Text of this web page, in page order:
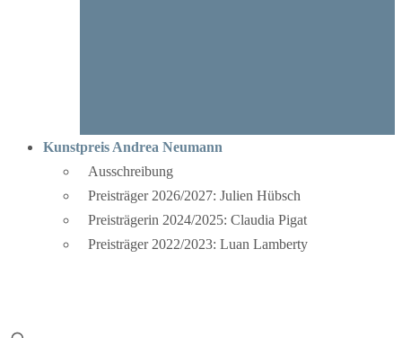
Kunstpreis Andrea Neumann
Ausschreibung
Preisträger 2026/2027: Julien Hübsch
Preisträgerin 2024/2025: Claudia Pigat
Preisträger 2022/2023: Luan Lamberty